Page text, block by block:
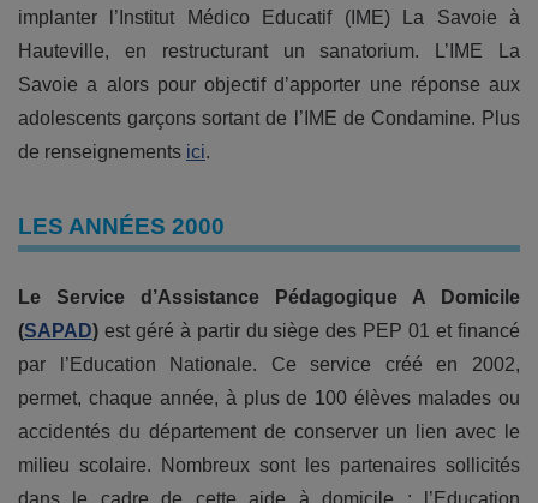
implanter l’Institut Médico Educatif (IME) La Savoie à
Hauteville, en restructurant un sanatorium. L’IME La
Savoie a alors pour objectif d’apporter une réponse aux
adolescents garçons sortant de l’IME de Condamine. Plus
de renseignements ici.
LES ANNÉES 2000
Le Service d’Assistance Pédagogique A Domicile
(SAPAD) est géré à partir du siège des PEP 01 et financé
par l’Education Nationale. Ce service créé en 2002,
permet, chaque année, à plus de 100 élèves malades ou
accidentés du département de conserver un lien avec le
milieu scolaire. Nombreux sont les partenaires sollicités
dans le cadre de cette aide à domicile : l’Education